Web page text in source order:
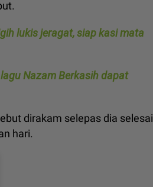
lukis jeragat, siap kasi mata
Nazam Berkasih dapat
dirakam selepas dia selesai
hari.